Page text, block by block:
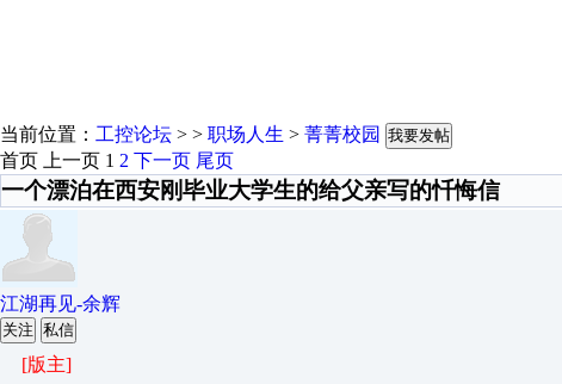
当前位置： 工控论坛 > > 职场人生 > 菁菁校园 我要发帖
首页 上一页 1 2 下一页 尾页
一个漂泊在西安刚毕业大学生的给父亲写的忏悔信
江湖再见-余辉
关注 私信
[版主]